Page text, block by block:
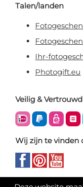
Talen/landen
Ihr-
Photogift.eu
Veilig &
Wij zijn te vinden